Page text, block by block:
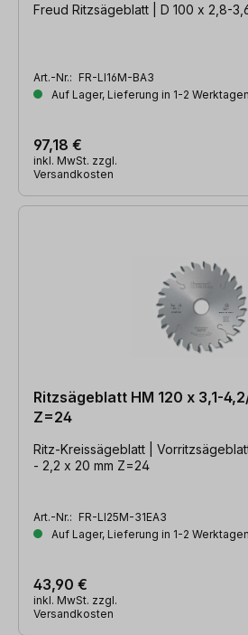
Freud Ritzsägeblatt | D 100 x 2,8-
Art.-Nr.: FR-LI16M-BA3
Auf Lager, Lieferung in 1-2 Werktagen
97,18 €
inkl. MwSt. zzgl.
Versandkosten
Ritzsägeblatt HM 120 x 3,1-
Z=24
Ritz-Kreissägeblatt |
- 2,2 x 20 mm Z=24
Art.-Nr.: FR-LI25M-31EA3
Auf Lager, Lieferung in 1-2 Werktagen
43,90 €
inkl. MwSt. zzgl.
Versandkosten